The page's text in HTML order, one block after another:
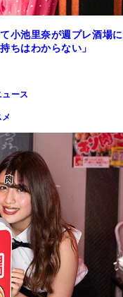
小池里奈が週プレ酒場に
ちはわからない」
ース